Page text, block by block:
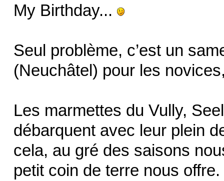
My Birthday...
Seul problème, c’est un
(Neuchâtel) pour les
Les marmettes du Vully,
débarquent avec leur plein
cela, au gré des saisons
petit coin de terre nous offre.